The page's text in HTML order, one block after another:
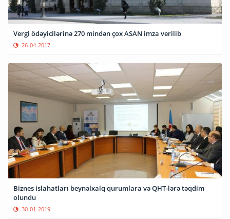
Vergi ödəyicilərinə 270 mindən çox ASAN imza verilib
26-04-2017
Biznes islahatları beynəlxalq qurumlara və QHT-lərə təqdim
olundu
30-01-2019